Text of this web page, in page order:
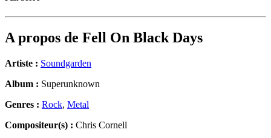
A propos de Fell On Black Days
Artiste : Soundgarden
Album : Superunknown
Genres : Rock, Metal
Compositeur(s) : Chris Cornell